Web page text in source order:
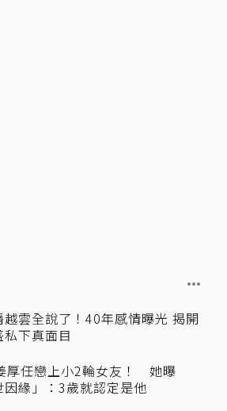
越雲全說了！40年感情曝光 揭開
下真面目
厚任戀上小2輪女友！ 她曝
因緣」：3歲就認定是他